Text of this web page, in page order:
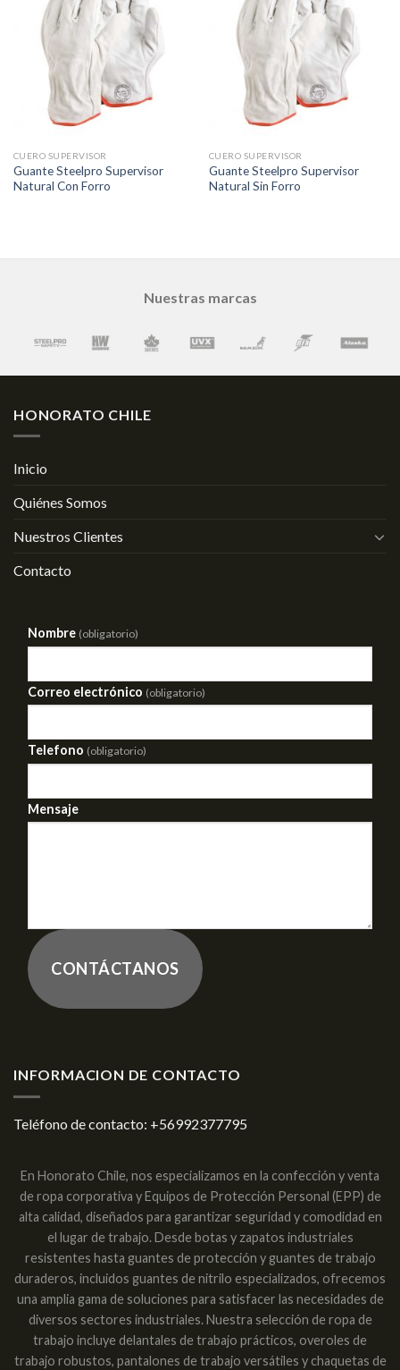
CUERO SUPERVISOR
Guante Steelpro Supervisor
Natural Con Forro
CUERO SUPERVISOR
Guante Steelpro Supervisor
Natural Sin Forro
Nuestras marcas
HONORATO CHILE
Inicio
Quiénes Somos
Nuestros Clientes
Contacto
Nombre (obligatorio)
Correo electrónico (obligatorio)
Telefono (obligatorio)
Mensaje
CONTÁCTANOS
INFORMACION DE CONTACTO
Teléfono de contacto: +56992377795
En Honorato Chile, nos especializamos en la confección y venta
de ropa corporativa y Equipos de Protección Personal (EPP) de
alta calidad, diseñados para garantizar seguridad y comodidad en
el lugar de trabajo. Desde botas y zapatos industriales
resistentes hasta guantes de protección y guantes de trabajo
duraderos, incluidos guantes de nitrilo especializados, ofrecemos
una amplia gama de soluciones para satisfacer las necesidades de
diversos sectores industriales. Nuestra selección de ropa de
trabajo incluye delantales de trabajo prácticos, overoles de
trabajo robustos, pantalones de trabajo versátiles y chaquetas de